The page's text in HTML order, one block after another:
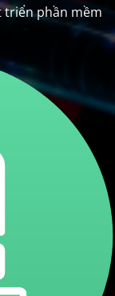
phần mềm